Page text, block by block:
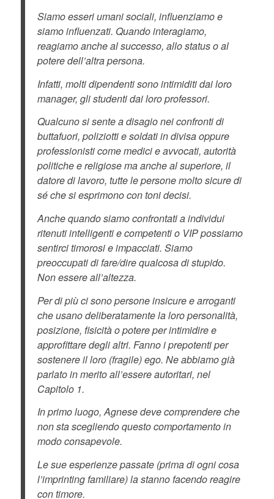
Siamo esseri umani sociali, influenziamo e
siamo influenzati. Quando interagiamo,
reagiamo anche al successo, allo status o al
potere dell’altra persona.
Infatti, molti dipendenti sono intimiditi dai loro
manager, gli studenti dai loro professori.
Qualcuno si sente a disagio nei confronti di
buttafuori, poliziotti e soldati in divisa oppure
professionisti come medici e avvocati, autorità
politiche e religiose ma anche al superiore, il
datore di lavoro, tutte le persone molto sicure di
sé che si esprimono con toni decisi.
Anche quando siamo confrontati a individui
ritenuti intelligenti e competenti o VIP possiamo
sentirci timorosi e impacciati. Siamo
preoccupati di fare/dire qualcosa di stupido.
Non essere all’altezza.
Per di più ci sono persone insicure e arroganti
che usano deliberatamente la loro personalità,
posizione, fisicità o potere per intimidire e
approfittare degli altri. Fanno i prepotenti per
sostenere il loro (fragile) ego. Ne abbiamo già
parlato in merito all’essere autoritari, nel
Capitolo 1.
In primo luogo, Agnese deve comprendere che
non sta scegliendo questo comportamento in
modo consapevole.
Le sue esperienze passate (prima di ogni cosa
l’imprinting familiare) la stanno facendo reagire
con timore.